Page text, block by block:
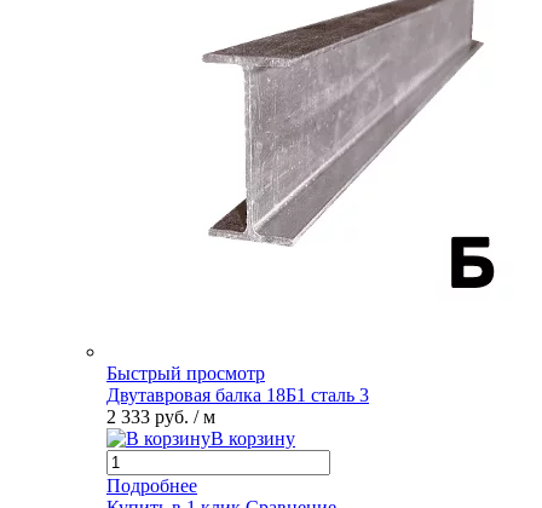
Быстрый просмотр
Двутавровая балка 18Б1 сталь 3
2 333 руб. / м
В корзину
Подробнее